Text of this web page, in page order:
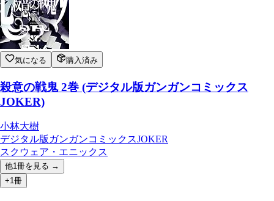
気になる 購入済み
殺意の戦鬼 2巻 (デジタル版ガンガンコミックス
JOKER)
小林大樹
デジタル版ガンガンコミックスJOKER
スクウェア・エニックス
他1 冊を見る →
+1冊